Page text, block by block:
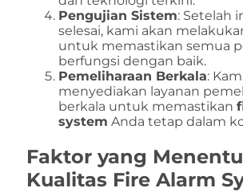
Pengujian Sistem: Setelah
selesai, kami akan
untuk memastikan semua
berfungsi dengan baik.
Pemeliharaan Berkala:
menyediakan layanan
berkala untuk memastikan
system Anda tetap dalam
Faktor yang
Kualitas Fire Alarm